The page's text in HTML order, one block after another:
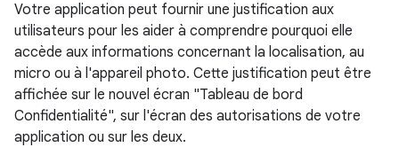
Votre application peut fournir une justification aux
utilisateurs pour les aider à comprendre pourquoi elle
accède aux informations concernant la localisation, au
micro ou à l'appareil photo. Cette justification peut être
affichée sur le nouvel écran "Tableau de bord
Confidentialité", sur l'écran des autorisations de votre
application ou sur les deux.